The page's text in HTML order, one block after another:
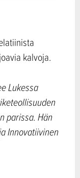
kalvoja.
Lukessa
parissa. Hän
Innovatiivinen